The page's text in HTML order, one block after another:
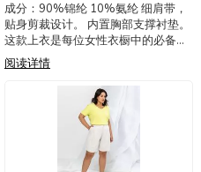
成分：90%锦纶 10%氨纶 细肩带，
贴身剪裁设计。 内置胸部支撑衬垫。
这款上衣是每位女性衣橱中的必备
品。既可以作为衣服的补充，也可以
成为造型的焦点，适合夏季到冬季穿
着。 质地轻盈柔软，贴合身体，透
气，为日常穿着提供清新感。 具有
阅读详情